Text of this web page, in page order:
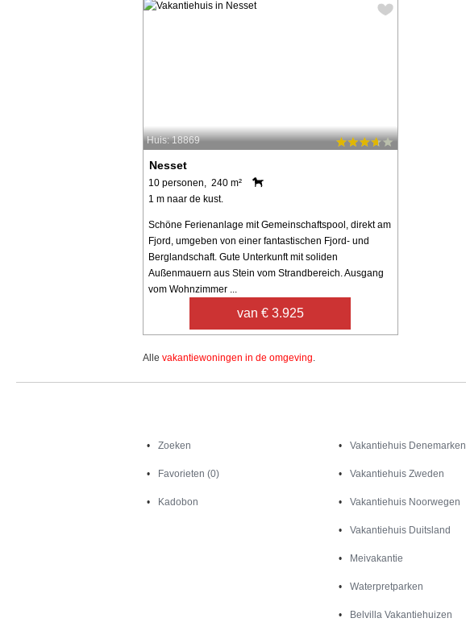
Huis: 18869
Nesset
10 personen, 240 m²
1 m naar de kust.
Schöne Ferienanlage mit Gemeinschaftspool, direkt am
Fjord, umgeben von einer fantastischen Fjord- und
Berglandschaft. Gute Unterkunft mit soliden
Außenmauern aus Stein vom Strandbereich. Ausgang
vom Wohnzimmer ...
van € 3.925
Alle vakantiewoningen in de omgeving
Zoeken
Favorieten (0)
Kadobon
Vakantiehuis Denemarken
Vakantiehuis Zweden
Vakantiehuis Noorwegen
Vakantiehuis Duitsland
Meivakantie
Waterpretparken
Belvilla Vakantiehuizen